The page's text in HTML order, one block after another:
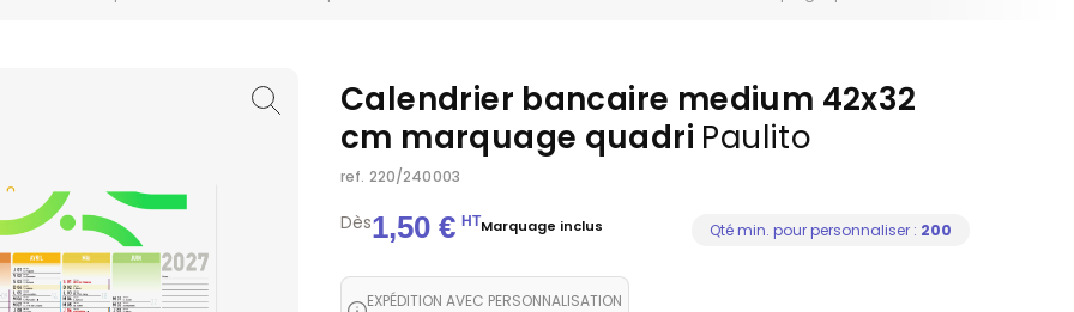
Calendrier bancaire medium 42x32
cm marquage quadri Paulito
ref. 220/240003
Dès1,50 € HTMarquage inclus Qté min. pour personnaliser : 200
EXPÉDITION AVEC PERSONNALISATION